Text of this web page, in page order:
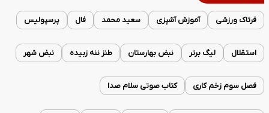
فرتاک ورزشی آموزش آشپزی سعید محمد فال پرسپولیس
استقلال لیگ برتر نبض بهارستان طنز ننه زبیده نبض شهر
فصل سوم زخم کاری کتاب صوتی سلام صدا